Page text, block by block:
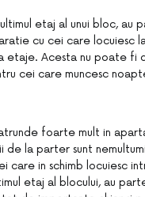
etaj al unui bloc, au
cu cei care locuiesc
etaje. Acesta nu poate fi
cei care muncesc
foarte mult in
de la parter sunt
care in schimb locuiesc
etaj al blocului, au